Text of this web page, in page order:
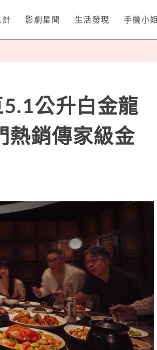
計 影劇星聞 生活發現 手機小姐
公升白金龍
熱銷傳家級金